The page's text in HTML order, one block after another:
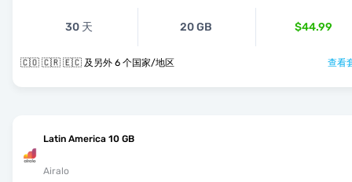
30 天 20 GB $44.99
🇨🇴 🇨🇷 🇪🇨 及另外 6 个国家/地区 查看
Latin America 10 GB
Airalo